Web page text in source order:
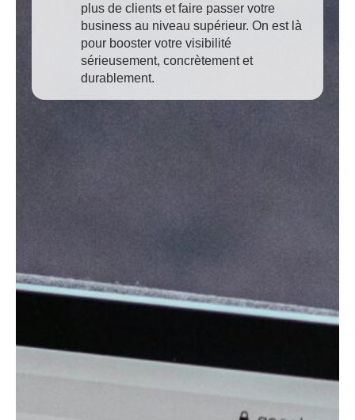
plus de clients et faire passer votre
business au niveau supérieur. On est là
pour booster votre visibilité
sérieusement, concrètement et
durablement.